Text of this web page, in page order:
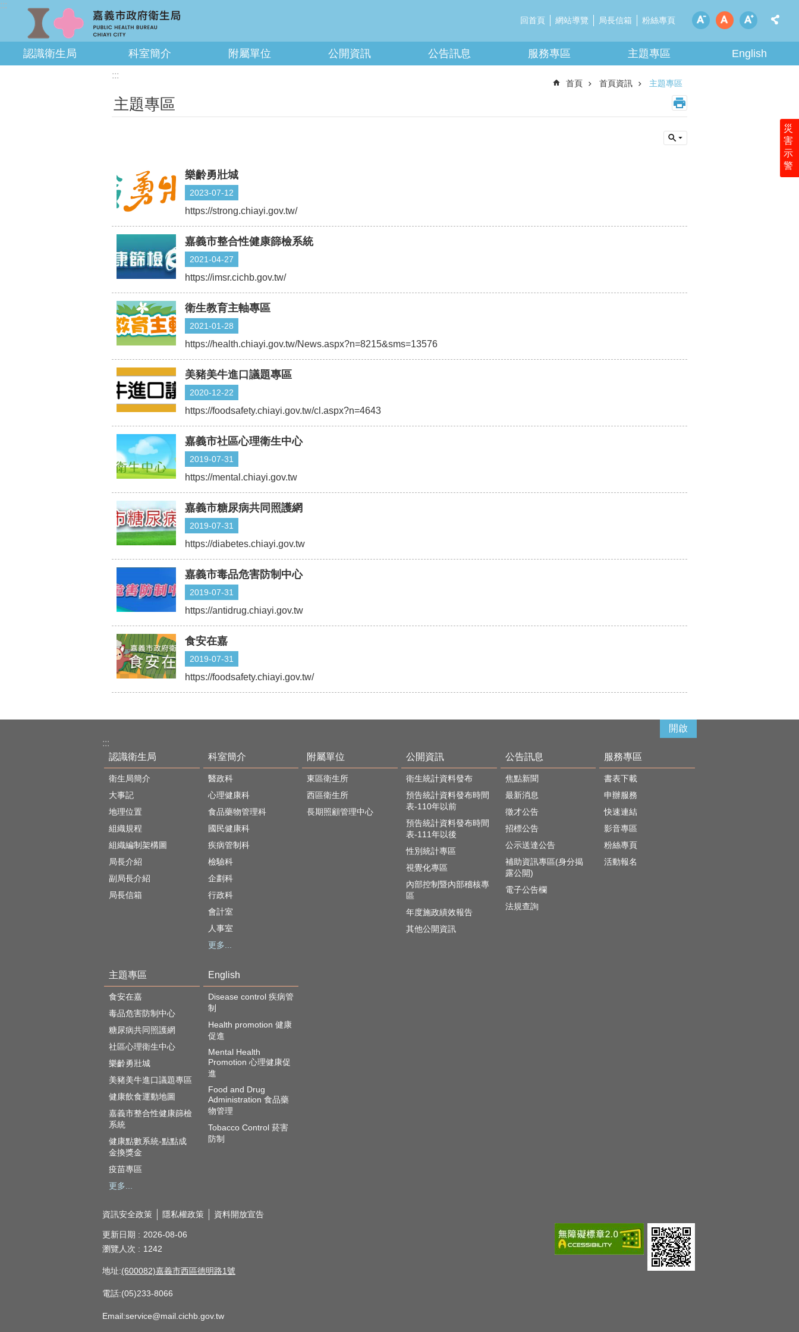
跳到主要內容區塊
:::
回首頁 網站導覽 局長信箱 粉絲專頁
災
害
示
警
認識衛生局 科室簡介 附屬單位 公開資訊 公告訊息 服務專區 主題專區 English
:::
首頁 首頁資訊 主題專區
主題專區
樂齡勇壯城
2023-07-12
https://strong.chiayi.gov.tw/
嘉義市整合性健康篩檢系統
2021-04-27
https://imsr.cichb.gov.tw/
衛生教育主軸專區
2021-01-28
https://health.chiayi.gov.tw/News.aspx?n=8215&sms=13576
美豬美牛進口議題專區
2020-12-22
https://foodsafety.chiayi.gov.tw/cl.aspx?n=4643
嘉義市社區心理衛生中心
2019-07-31
https://mental.chiayi.gov.tw
嘉義市糖尿病共同照護網
2019-07-31
https://diabetes.chiayi.gov.tw
嘉義市毒品危害防制中心
2019-07-31
https://antidrug.chiayi.gov.tw
食安在嘉
2019-07-31
https://foodsafety.chiayi.gov.tw/
開啟
:::
認識衛生局
衛生局簡介
大事記
地理位置
組織規程
組織編制架構圖
局長介紹
副局長介紹
局長信箱
科室簡介
醫政科
心理健康科
食品藥物管理科
國民健康科
疾病管制科
檢驗科
企劃科
行政科
會計室
人事室
更多...
附屬單位
東區衛生所
西區衛生所
長期照顧管理中心
公開資訊
衛生統計資料發布
預告統計資料發布時間
表-110年以前
預告統計資料發布時間
表-111年以後
性別統計專區
視覺化專區
內部控制暨內部稽核專
區
年度施政績效報告
其他公開資訊
公告訊息
焦點新聞
最新消息
徵才公告
招標公告
公示送達公告
補助資訊專區(身分揭
露公開)
電子公告欄
法規查詢
服務專區
書表下載
申辦服務
快速連結
影音專區
粉絲專頁
活動報名
主題專區
食安在嘉
毒品危害防制中心
糖尿病共同照護網
社區心理衛生中心
樂齡勇壯城
美豬美牛進口議題專區
健康飲食運動地圖
嘉義市整合性健康篩檢
系統
健康點數系統-點點成
金換獎金
疫苗專區
更多...
English
Disease control 疾病管
制
Health promotion 健康
促進
Mental Health
Promotion 心理健康促
進
Food and Drug
Administration 食品藥
物管理
Tobacco Control 菸害
防制
資訊安全政策 隱私權政策 資料開放宣告
更新日期
2026-08-06
瀏覽人次
1242
地址:(600082)嘉義市西區德明路1號
電話:(05)233-8066
Email:service@mail.cichb.gov.tw